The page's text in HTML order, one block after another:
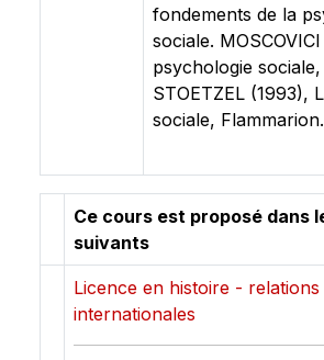
fondements de la
sociale.
psychologie sociale,
STOETZEL (1993),
sociale, Flammarion.
Ce cours est proposé dans
suivants
Licence en histoire - relations
internationales